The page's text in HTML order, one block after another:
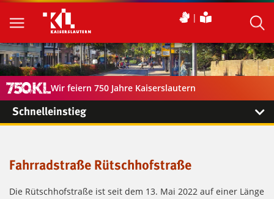
Wir feiern 750 Jahre Kaiserslautern
Schnelleinstieg
Fahrradstraße Rütschhofstraße
Die Rütschhofstraße ist seit dem 13. Mai 2022 auf einer Länge